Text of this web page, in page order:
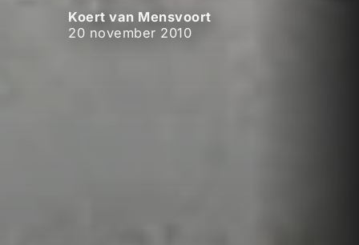
Koert van Mensvoort
20 november 2010